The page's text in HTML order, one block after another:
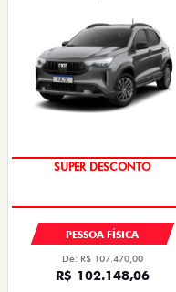
SUPER DESCONTO
PESSOA FÍSICA
De: R$ 107.470,00
R$ 102.148,06